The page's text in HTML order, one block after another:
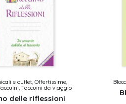
e outlet, Offertissime,
Taccuini da viaggio
delle riflessioni